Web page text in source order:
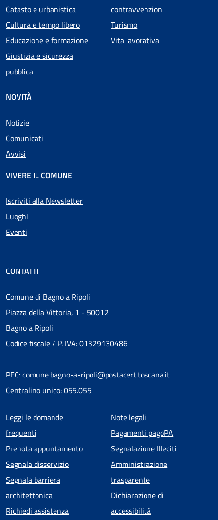
Catasto e urbanistica
Cultura e tempo libero
Educazione e formazione
Giustizia e sicurezza
pubblica
contravvenzioni
Turismo
Vita lavorativa
NOVITÀ
Notizie
Comunicati
Avvisi
VIVERE IL COMUNE
Iscriviti alla Newsletter
Luoghi
Eventi
CONTATTI
Comune di Bagno a Ripoli
Piazza della Vittoria, 1 - 50012
Bagno a Ripoli
Codice fiscale / P. IVA: 01329130486
PEC: comune.bagno-a-ripoli@postacert.toscana.it
Centralino unico: 055.055
Menu piè di pagina
Leggi le domande
frequenti
Prenota appuntamento
Segnala disservizio
Segnala barriera
architettonica
Richiedi assistenza
Note legali
Pagamenti pagoPA
Segnalazione Illeciti
Amministrazione
trasparente
Dichiarazione di
accessibilità